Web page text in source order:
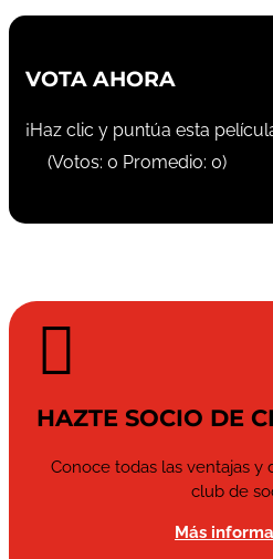
VOTA AHORA
¡Haz clic y puntúa esta
(Votos: 0 Promedio: 0)

HAZTE SOCIO DE
Conoce todas las ventajas
club de
Más